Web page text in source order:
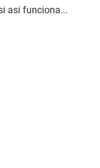
asi funciona...